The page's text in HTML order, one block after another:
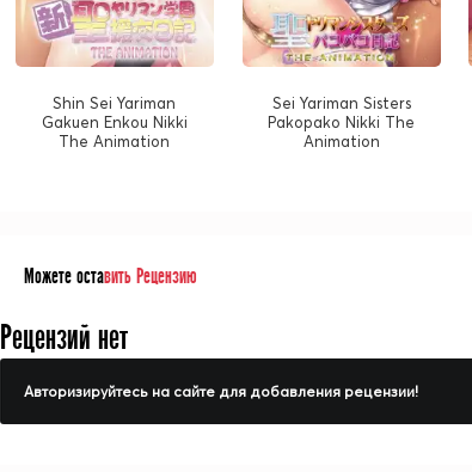
Shin Sei Yariman
Gakuen Enkou Nikki
The Animation
Sei Yariman Sisters
Pakopako Nikki The
Animation
Можете оставить Рецензию
Рецензий нет
Авторизируйтесь на сайте для добавления рецензии!